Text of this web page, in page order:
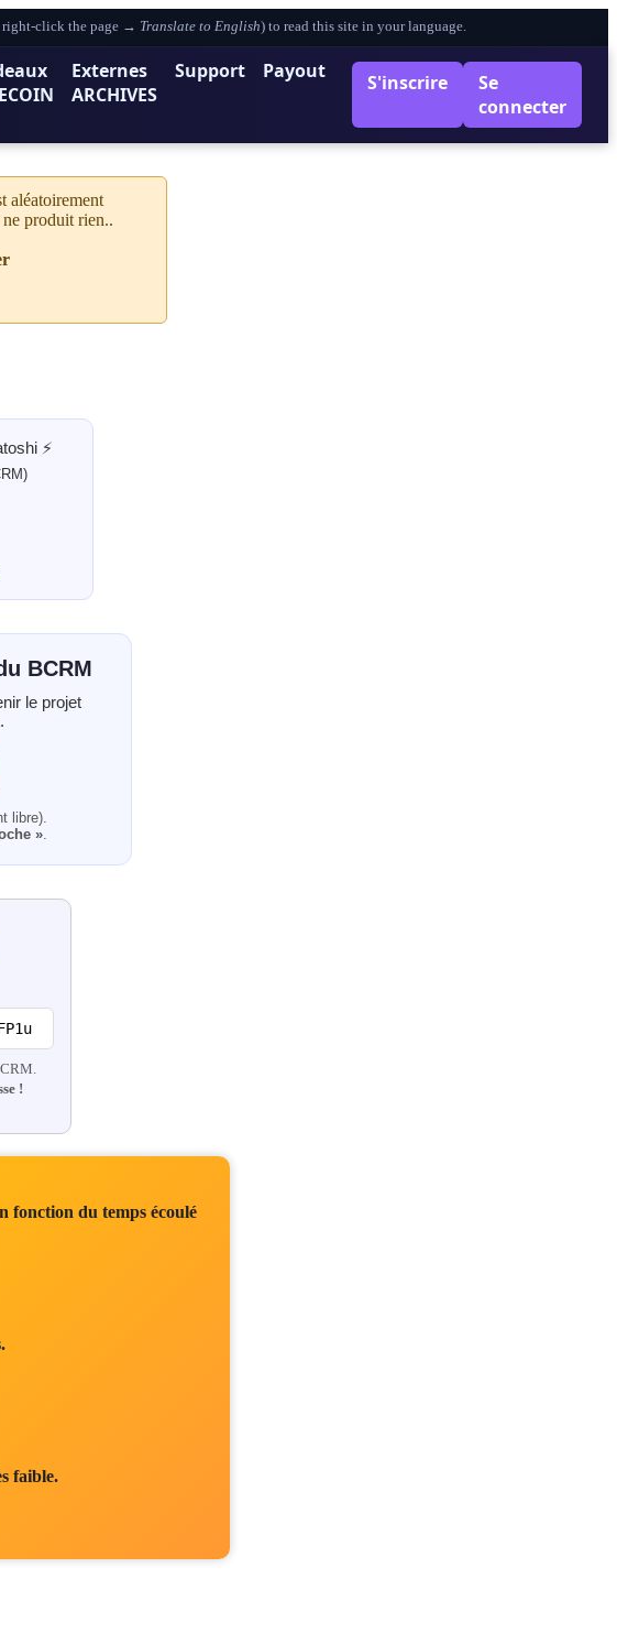
right-click the page → Translate to English) to read this site in your language.
Externes
ARCHIVES
Support Payout S'inscrire
Se
connecter
aléatoirement
produit rien..
⚡
BCRM
le projet
libre).
».
!
fonction du temps écoulé
faible.